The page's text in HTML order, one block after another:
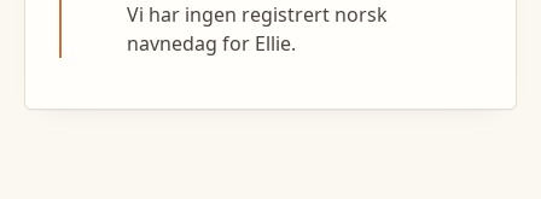
Vi har ingen registrert norsk
navnedag for Ellie.